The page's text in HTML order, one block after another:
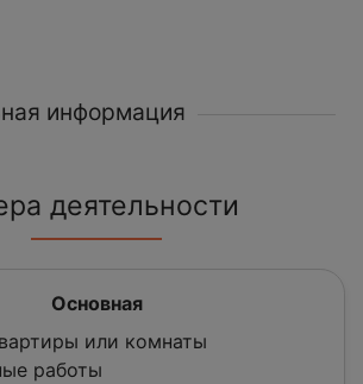
информация
деятельности
Основная
или комнаты
работы